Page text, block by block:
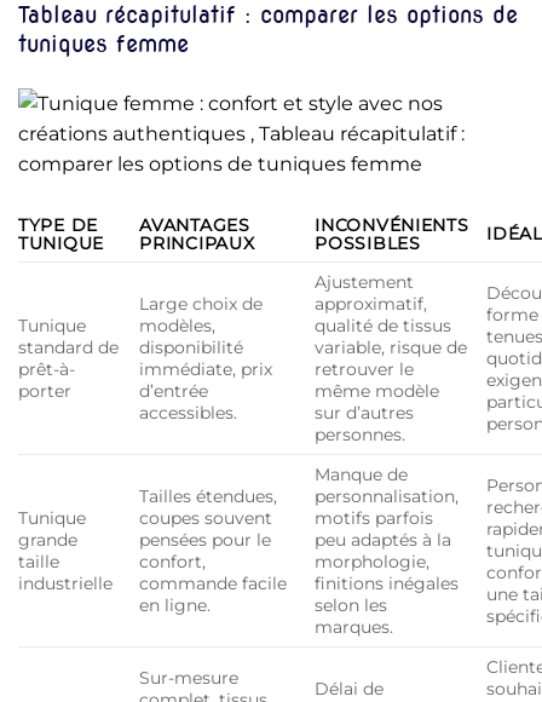
Tableau récapitulatif : comparer les options de
tuniques femme
TYPE DE
TUNIQUE
AVANTAGES
PRINCIPAUX
INCONVÉNIENTS
POSSIBLES
Tunique
standard de
prêt-à-
porter
Large choix de
modèles,
disponibilité
immédiate, prix
d’entrée
accessibles.
Ajustement
approximatif,
qualité de tissus
variable, risque de
retrouver le
même modèle
sur d’autres
personnes.
forme
Tunique
grande
taille
industrielle
Tailles étendues,
coupes souvent
pensées pour le
confort,
commande facile
en ligne.
Manque de
personnalisation,
motifs parfois
peu adaptés à la
morphologie,
finitions inégales
selon les
marques.
une
Sur-mesure
Délai de